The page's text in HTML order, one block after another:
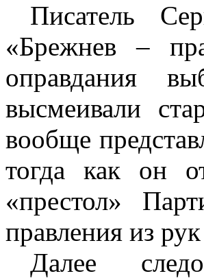
Писатель
«Брежнев –
оправдания
высмеивали
вообще
тогда как он
«престол»
правления из
Далее